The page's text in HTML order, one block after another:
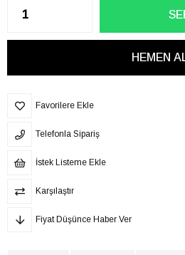
Favorilere Ekle
Telefonla Sipariş
İstek Listeme Ekle
Karşılaştır
Fiyat Düşünce Haber Ver